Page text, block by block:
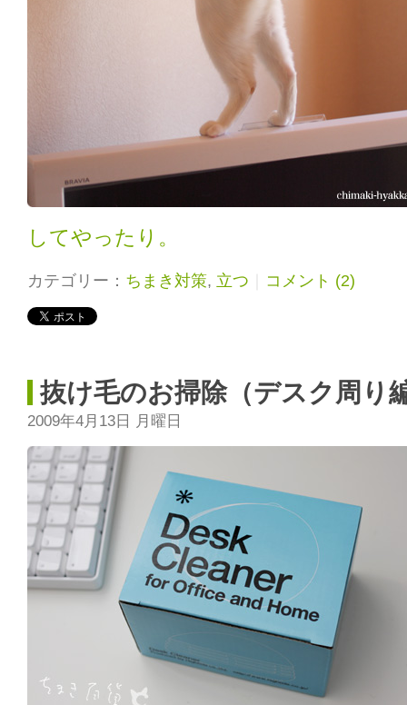
してやったり。
カテゴリー： ちまき対策, 立つ コメント (2)
抜け毛のお掃除（デスク周り
2009年4月13日 月曜日